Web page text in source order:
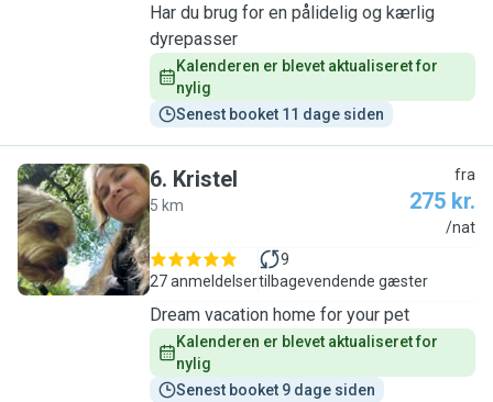
Har du brug for en pålidelig og kærlig
dyrepasser
Kalenderen er blevet aktualiseret for
nylig
Senest booket 11 dage siden
K
6. Kristel
5 km
fra
275 kr.
/nat
27 anmeldelser
9
tilbagevendende gæster
Dream vacation home for your pet
Kalenderen er blevet aktualiseret for
nylig
Senest booket 9 dage siden